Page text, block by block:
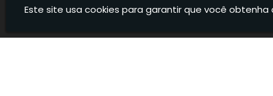
Informações
Este site usa cookies para garantir que você obtenha